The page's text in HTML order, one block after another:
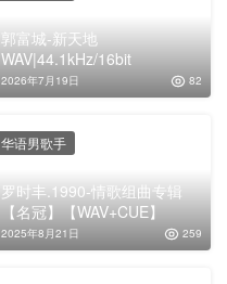
郭富城-新天地
WAV|44.1kHz/16bit
2026年7月19日 82
罗时丰.1990-情歌组曲专辑
【名冠】【WAV+CUE】
2025年8月21日 259
华语男歌手